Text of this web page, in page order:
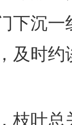
下沉
及时
叶总